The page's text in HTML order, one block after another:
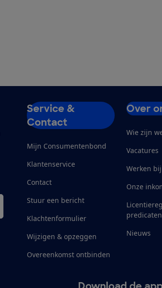
Service &
Contact
Mijn Consumentenbond
Klantenservice
Contact
Stuur een bericht
Klachtenformulier
Wijzigen & opzeggen
Overeenkomst ontbinden
Over
Wie zijn
Vacatures
Werken bij
Onze
predicaten
Nieuws